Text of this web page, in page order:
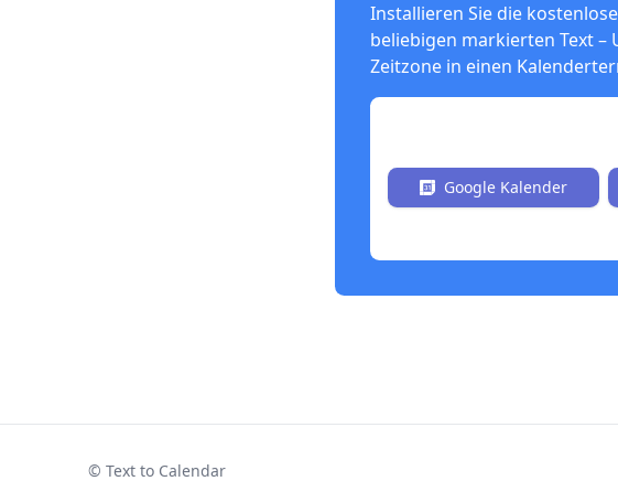
Installieren Sie die
beliebigen markierten Text –
Zeitzone in einen
Google Kalender
© Text to Calendar